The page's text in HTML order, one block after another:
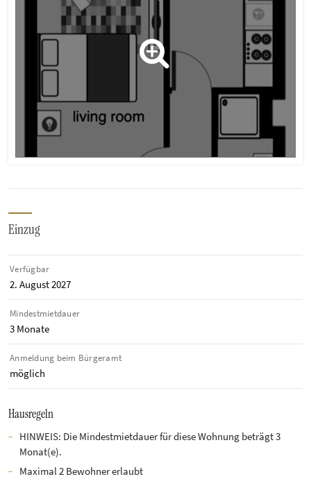
Einzug
Verfügbar
2. August 2027
Mindestmietdauer
3 Monate
Anmeldung beim Bürgeramt
möglich
Hausregeln
HINWEIS: Die Mindestmietdauer für diese Wohnung beträgt 3
Monat(e).
Maximal 2 Bewohner erlaubt